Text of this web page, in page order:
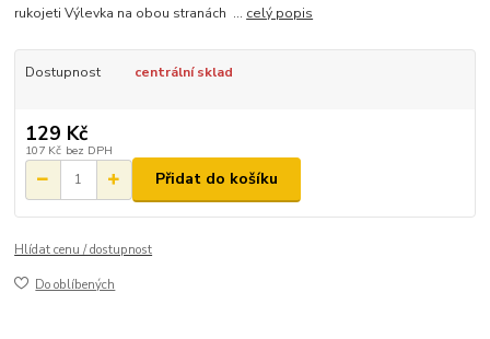
rukojeti Výlevka na obou stranách ... celý popis
Dostupnost centrální sklad
129 Kč
107 Kč bez DPH
Přidat do košíku
Hlídat cenu / dostupnost
Do oblíbených